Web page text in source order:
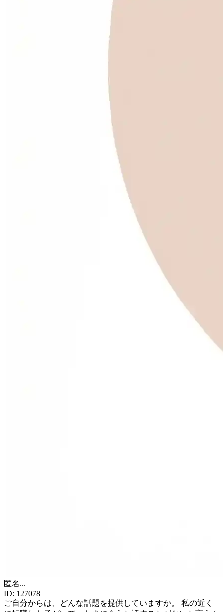
匿名...
ID: 127078
ご自分からは、どんな話題を提供していますか。 私の近く